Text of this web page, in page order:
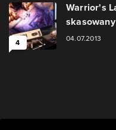
4
Warrior's
skasowany
04.07.2013